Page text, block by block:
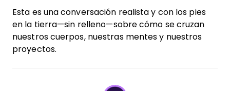
Esta es una conversación realista y con los pies
en la tierra—sin relleno—sobre cómo se cruzan
nuestros cuerpos, nuestras mentes y nuestros
proyectos.